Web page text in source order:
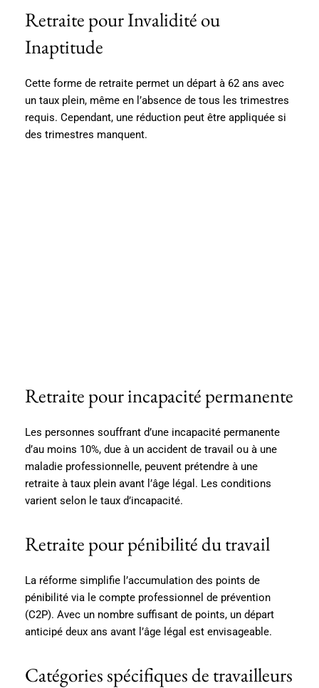
Retraite pour Invalidité ou
Inaptitude
Cette forme de retraite permet un départ à 62 ans avec
un taux plein, même en l’absence de tous les trimestres
requis. Cependant, une réduction peut être appliquée si
des trimestres manquent.
Retraite pour incapacité permanente
Les personnes souffrant d’une incapacité permanente
d’au moins 10%, due à un accident de travail ou à une
maladie professionnelle, peuvent prétendre à une
retraite à taux plein avant l’âge légal. Les conditions
varient selon le taux d’incapacité.
Retraite pour pénibilité du travail
La réforme simplifie l’accumulation des points de
pénibilité via le compte professionnel de prévention
(C2P). Avec un nombre suffisant de points, un départ
anticipé deux ans avant l’âge légal est envisageable.
Catégories spécifiques de travailleurs